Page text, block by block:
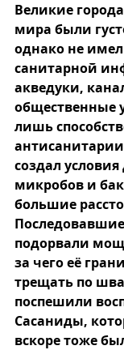
Великие
мира были
однако не
санитарной
акведуки,
общественные
лишь
создал
микробов и
большие
подорвали
за чего её
трещать по
поспешили
Сасаниды,
вскоре тоже